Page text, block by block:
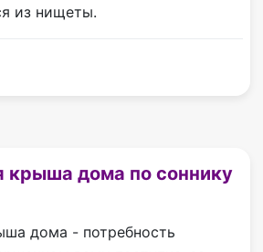
из нищеты.
дома по соннику
дома - потребность